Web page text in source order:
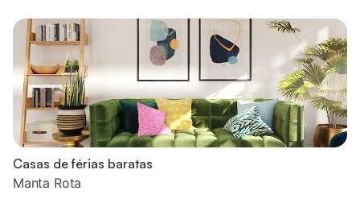
Casas de férias baratas
Manta Rota